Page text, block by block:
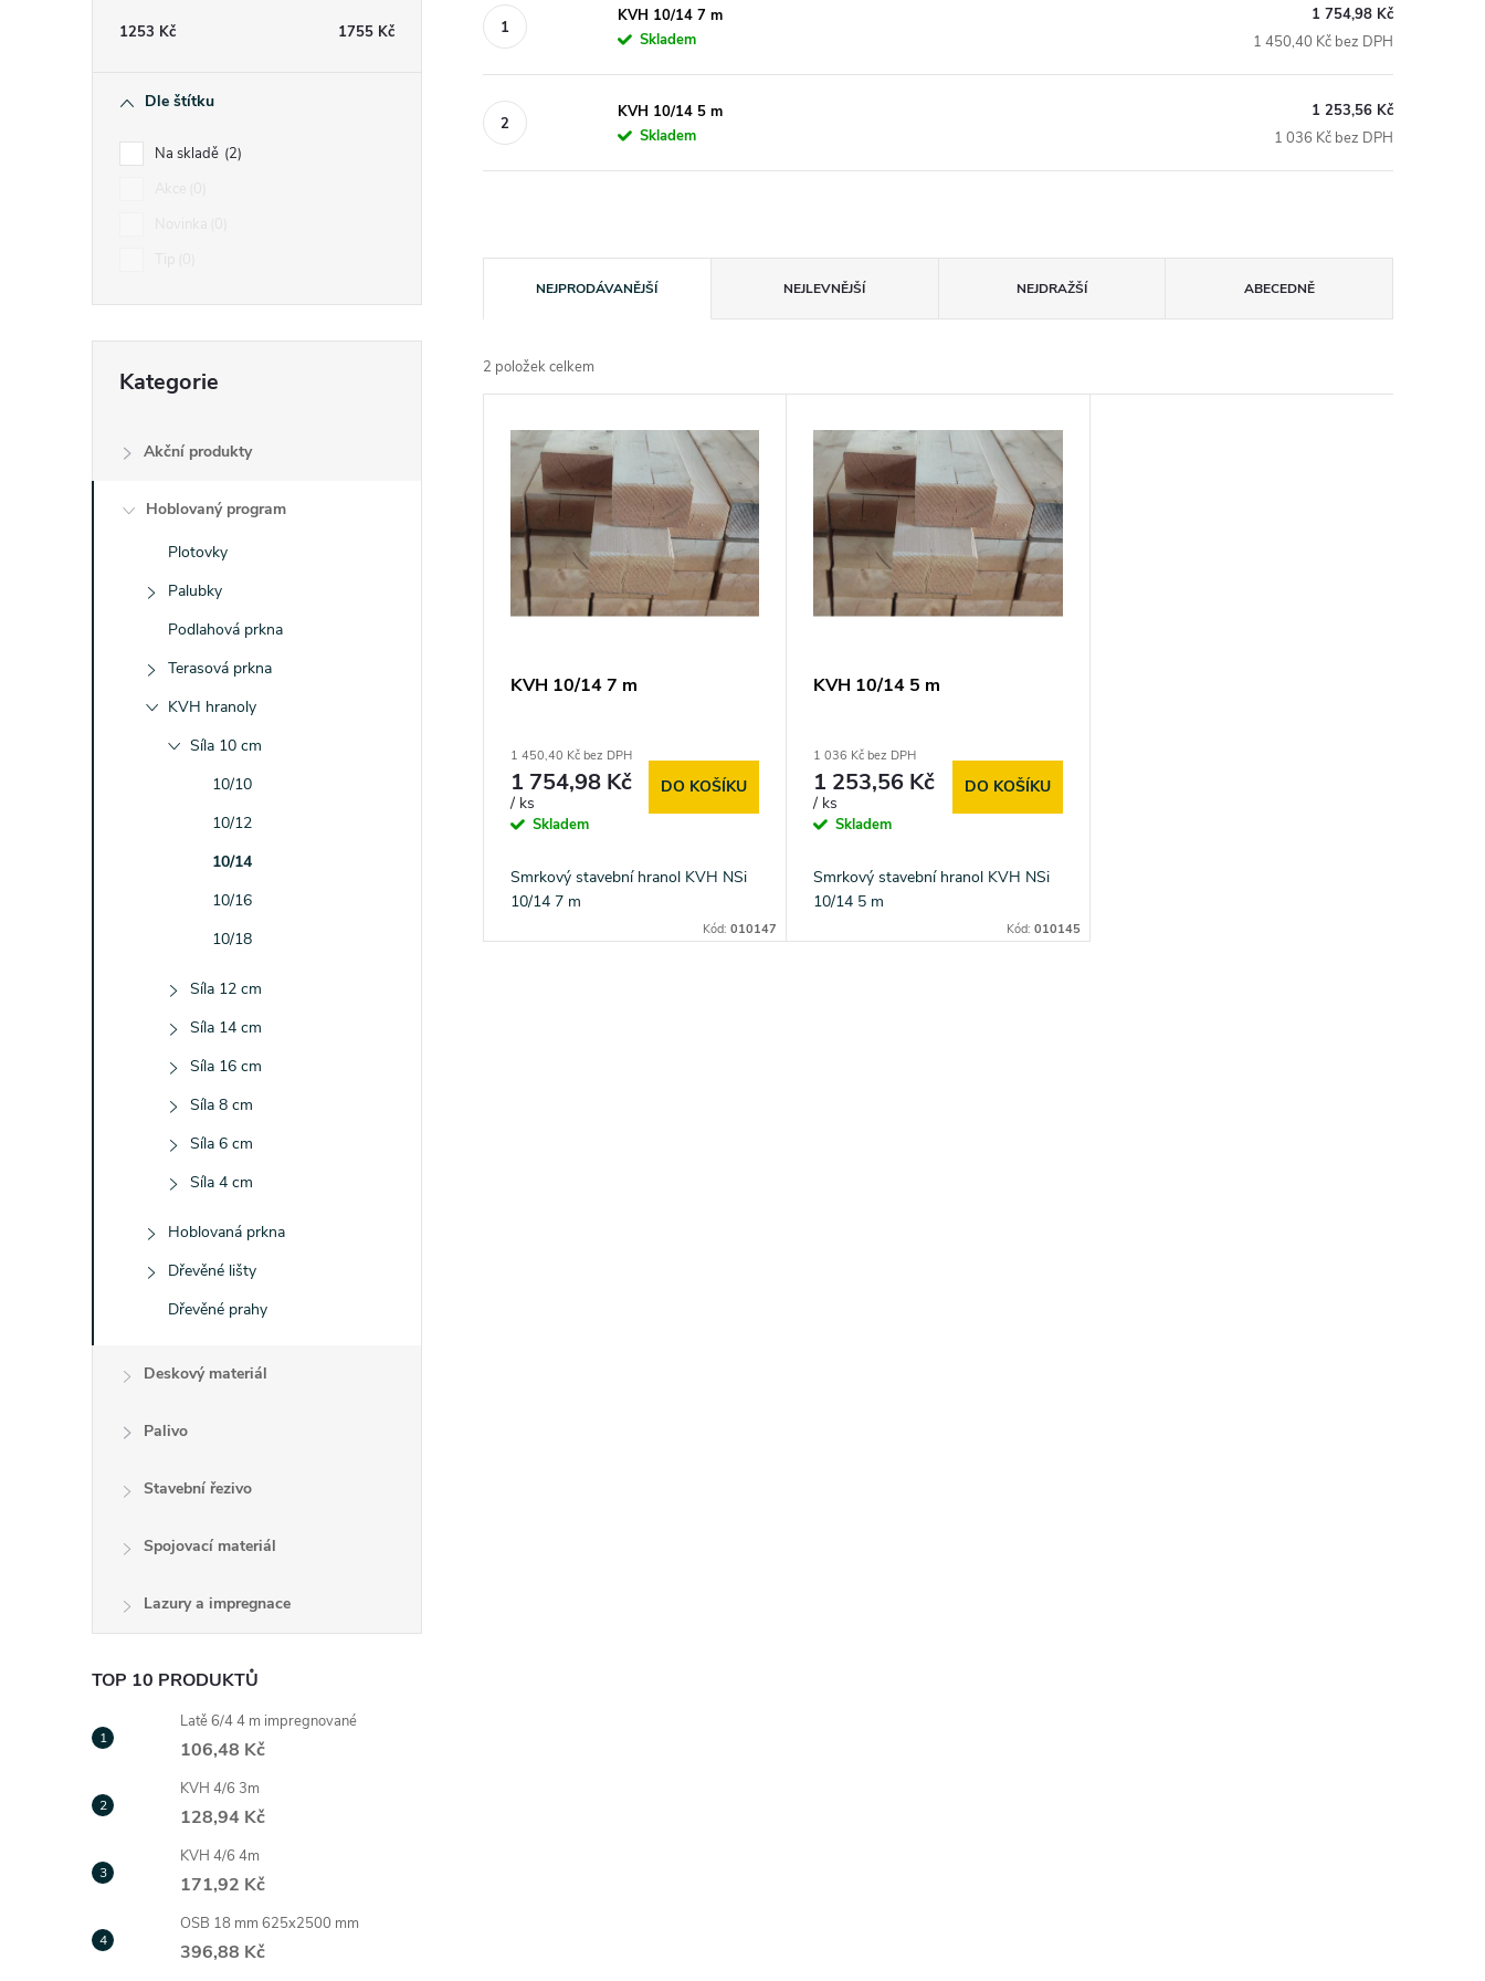
í
p
n
1253 Kč 1755 Kč
Dle štítku
Na skladě 2
kategorie
Kategorie
Akční produkty
Hoblovaný program
Plotovky
Palubky
Podlahová prkna
Terasová prkna
KVH hranoly
Síla 10 cm
10/10
10/12
10/14
10/16
10/18
Síla 12 cm
Síla 14 cm
Síla 16 cm
Síla 8 cm
Síla 6 cm
Síla 4 cm
Hoblovaná prkna
Dřevěné lišty
Dřevěné prahy
Deskový materiál
Palivo
Stavební řezivo
Spojovací materiál
Lazury a impregnace
TOP 10 PRODUKTŮ
Latě 6/4 4 m impregnované
106,48 Kč
KVH 4/6 3m
128,94 Kč
KVH 4/6 4m
171,92 Kč
OSB 18 mm 625x2500 mm
396,88 Kč
KVH 10/14 7 m
Skladem
1 754,98 Kč
1 450,40 Kč bez DPH
KVH 10/14 5 m
Skladem
1 253,56 Kč
1 036 Kč bez DPH
a
z
t
NEJPRODÁVANĚJŠÍ NEJLEVNĚJŠÍ NEJDRAŽŠÍ ABECEDNĚ
2 položek celkem
V
KVH 10/14 7 m
1 450,40 Kč bez DPH
1 754,98 Kč
/ ks
Skladem
DO KOŠÍKU
Smrkový stavební hranol KVH NSi
10/14 7 m
Kód:010147
KVH 10/14 5 m
1 036 Kč bez DPH
1 253,56 Kč
/ ks
Skladem
DO KOŠÍKU
Smrkový stavební hranol KVH NSi
10/14 5 m
Kód: 010145